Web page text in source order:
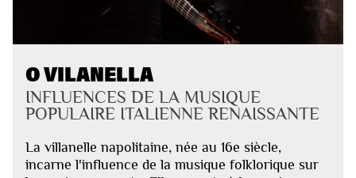
O VILANELLA
INFLUENCES DE LA MUSIQUE
POPULAIRE ITALIENNE RENAISSANTE
La villanelle napolitaine, née au 16e siècle,
incarne l'influence de la musique folklorique sur